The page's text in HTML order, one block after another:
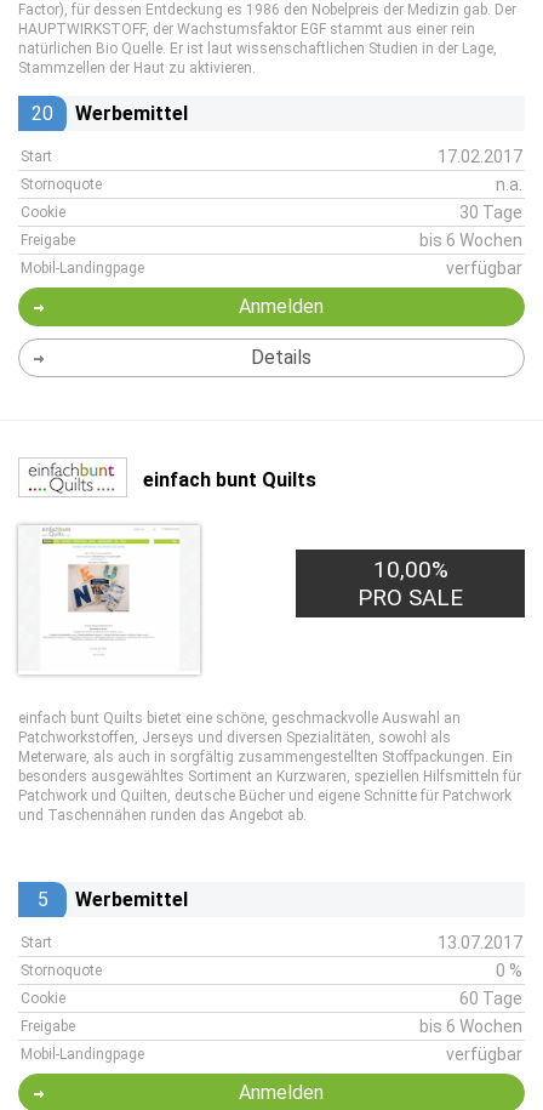
Factor), für dessen Entdeckung es 1986 den Nobelpreis der Medizin gab. Der
HAUPTWIRKSTOFF, der Wachstumsfaktor EGF stammt aus einer rein
natürlichen Bio Quelle. Er ist laut wissenschaftlichen Studien in der Lage,
Stammzellen der Haut zu aktivieren.
20 Werbemittel
Start 17.02.2017
Stornoquote n.a.
Cookie 30 Tage
Freigabe bis 6 Wochen
Mobil-Landingpage verfügbar
Anmelden
Details
einfach bunt Quilts
10,00%
PRO SALE
einfach bunt Quilts bietet eine schöne, geschmackvolle Auswahl an
Patchworkstoffen, Jerseys und diversen Spezialitäten, sowohl als
Meterware, als auch in sorgfältig zusammengestellten Stoffpackungen. Ein
besonders ausgewähltes Sortiment an Kurzwaren, speziellen Hilfsmitteln für
Patchwork und Quilten, deutsche Bücher und eigene Schnitte für Patchwork
und Taschennähen runden das Angebot ab.
5 Werbemittel
Start 13.07.2017
Stornoquote 0 %
Cookie 60 Tage
Freigabe bis 6 Wochen
Mobil-Landingpage verfügbar
Anmelden